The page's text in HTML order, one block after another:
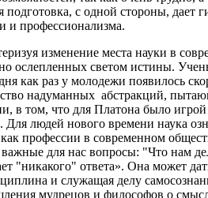
с одной стороны, дает
и профессионализма.
изменение места науки в
ослепленных светом истины.
как раз у молодежи появилось
надуманных абстракций,
том, что для Платона было игрой
людей нового времени наука
профессии в современном
для нас вопросы: "Что нам
ответа». Она может
и служащая делу
мудрецов и философов о